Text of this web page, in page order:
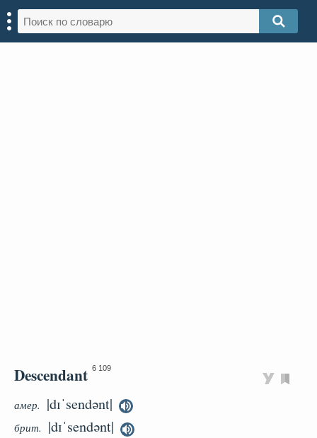
Descendant 6 109
амер. |dɪˈsendənt|
брит. |dɪˈsendənt|